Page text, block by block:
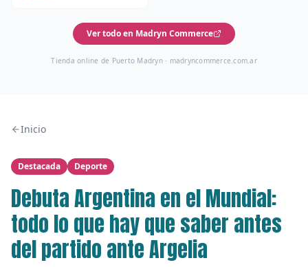
Ver todo en Madryn Commerce
Tienda online de Puerto Madryn · madryncommerce.com.ar
Inicio
Destacada Deporte
Debuta Argentina en el Mundial:
todo lo que hay que saber antes
del partido ante Argelia